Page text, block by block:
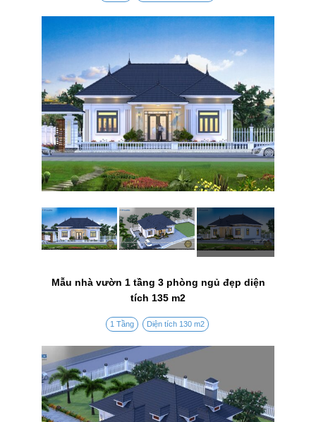
Mẫu nhà vườn 1 tầng 3 phòng ngủ đẹp diện
tích 135 m2
1 Tầng Diện tích 130 m2